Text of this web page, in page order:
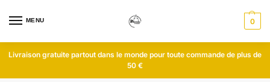
MENU 0
Livraison gratuite partout dans le monde pour toute commande de plus de
50 €